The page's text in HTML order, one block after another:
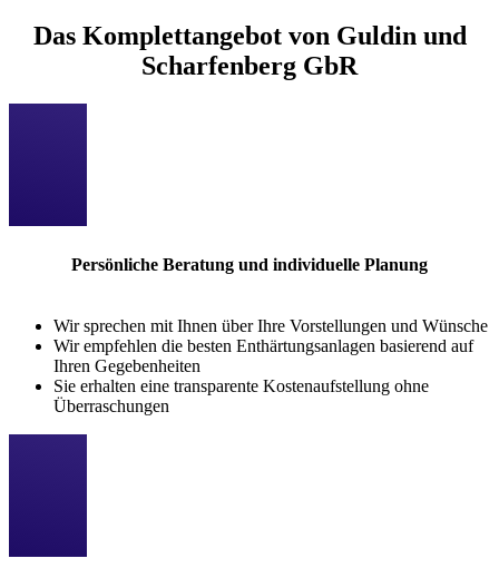
Das Komplettangebot von Guldin und
Scharfenberg GbR
Persönliche Beratung und individuelle Planung
Wir sprechen mit Ihnen über Ihre Vorstellungen und Wünsche
Wir empfehlen die besten Enthärtungsanlagen basierend auf
Ihren Gegebenheiten
Sie erhalten eine transparente Kostenaufstellung ohne
Überraschungen